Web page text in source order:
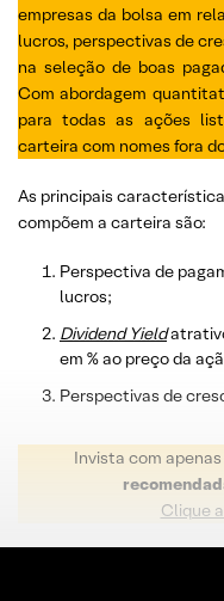
empresas da bolsa em
lucros, perspectivas de
na seleção de boas
Com abordagem
para todas as ações
carteira com nomes fora
As principais
compõem a carteira são:
Perspectiva de
lucros;
Dividend Yield
em % ao preço da
Perspectivas de
Invista com
Clique